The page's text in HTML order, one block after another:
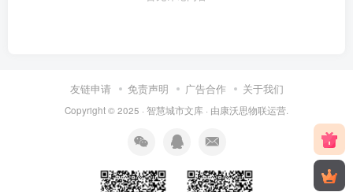
友链申请 免责声明 广告合作 关于我们
Copyright © 2025 · 智慧城市文库 · 由康沃思物联运营.